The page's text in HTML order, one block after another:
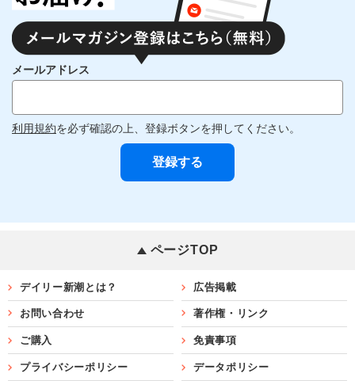
メールアドレス
利用規約を必ず確認の上、登録ボタンを押してください。
ページTOP
デイリー新潮とは？ 広告掲載
お問い合わせ 著作権・リンク
ご購入 免責事項
プライバシーポリシー データポリシー